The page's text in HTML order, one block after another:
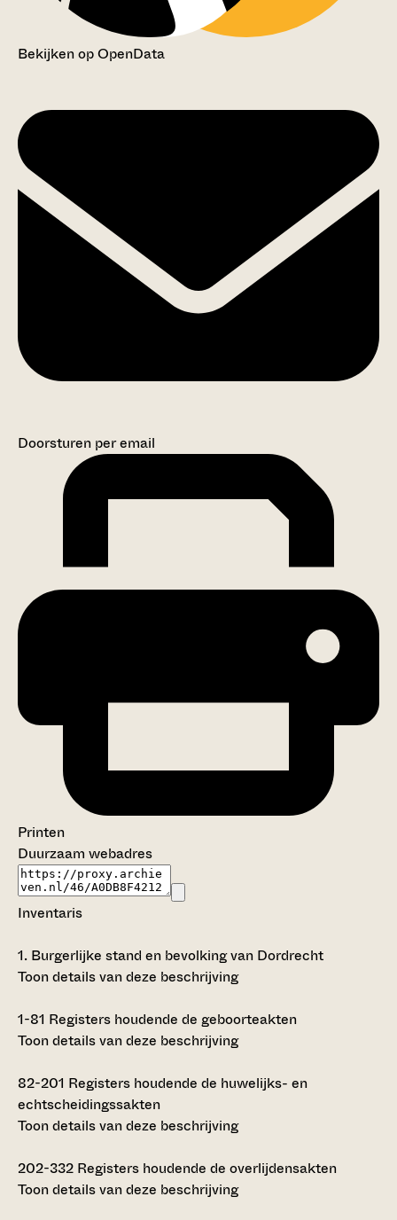
Bekijken op OpenData
Doorsturen per email
Printen
Duurzaam webadres
Inventaris
1. Burgerlijke stand en bevolking van Dordrecht
Toon details van deze beschrijving
1-81 Registers houdende de geboorteakten
Toon details van deze beschrijving
82-201 Registers houdende de huwelijks- en
echtscheidingssakten
Toon details van deze beschrijving
202-332 Registers houdende de overlijdensakten
Toon details van deze beschrijving